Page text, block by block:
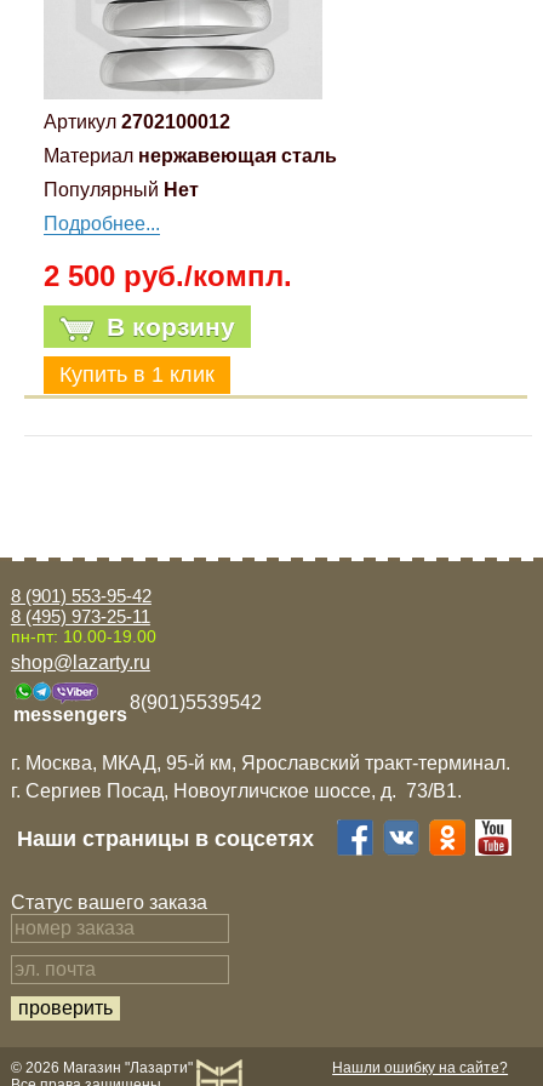
Артикул 2702100012
Материал нержавеющая сталь
Популярный Нет
Подробнее...
2 500 руб./компл.
В корзину
8 (901) 553-95-42
8 (495) 973-25-11
пн-пт: 10.00-19.00
shop@lazarty.ru
messengers
8(901)5539542
г. Москва, МКАД, 95-й км, Ярославский тракт-терминал.
г. Сергиев Посад, Новоугличское шоссе, д. 73/B1.
Наши страницы в соцсетях
Статус вашего заказа
Нашли ошибку на сайте?
© 2026 Магазин "Лазарти"
Компрессионные фитинги Poliext
Hyundai
Infinity
Kia
Lada
Lexus
Mazda
Opel
Renault
Suzuki
Toyota
Volkswagen
УАЗ
Дополнительные товары
Флуоресцентные краски
Шпатлевки, штукатурки
Эмали универсальные акриловые
Грунтовки, защитные лаки
Магнитные панели на холодильник